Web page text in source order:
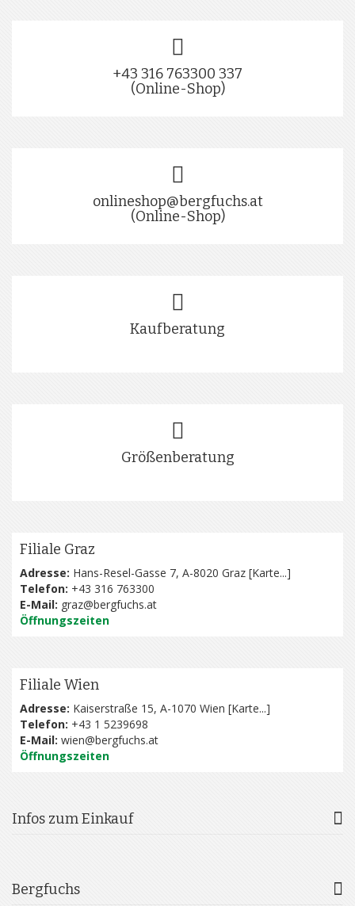
+43 316 763300 337
(Online-Shop)
onlineshop@bergfuchs.at
(Online-Shop)
Kaufberatung
Größenberatung
Filiale Graz
Adresse: Hans-Resel-Gasse 7, A-8020 Graz [Karte...]
Telefon: +43 316 763300
E-Mail: graz@bergfuchs.at
Öffnungszeiten
Filiale Wien
Adresse: Kaiserstraße 15, A-1070 Wien [Karte...]
Telefon: +43 1 5239698
E-Mail: wien@bergfuchs.at
Öffnungszeiten
Infos zum Einkauf
Bergfuchs